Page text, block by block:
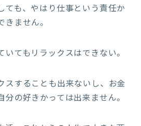
ても、やはり仕事という責任か
ません。
てもリラックスはできない。
スすることも出来ないし、お金
の好きかっては出来ません。